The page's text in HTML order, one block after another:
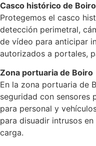
Casco histórico de Boiro
Protegemos el casco
detección perimetral,
de vídeo para anticipar
autorizados a portales,
Zona portuaria de Boiro
En la zona portuaria de
seguridad con sensores
para personal y
para disuadir intrusos
carga.